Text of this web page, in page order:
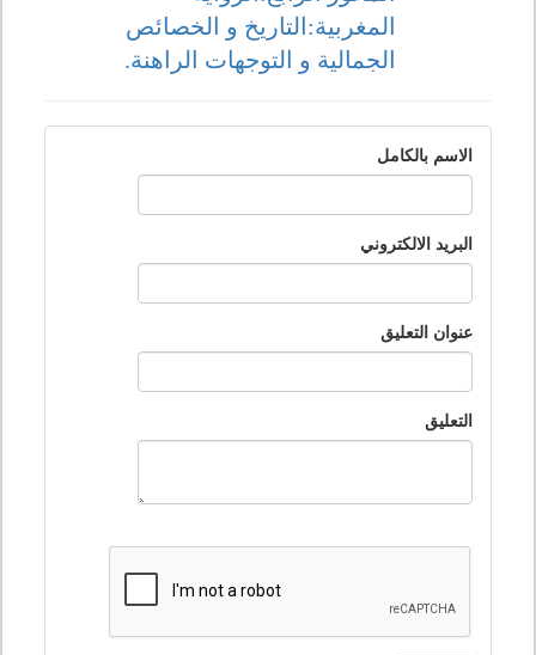
المغربية:التاريخ و الخصائص
الجمالية و التوجهات الراهنة.
الاسم بالكامل
البريد الالكتروني
عنوان التعليق
التعليق